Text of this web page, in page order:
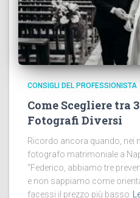
CONSIGLI DEL PROFESSIONISTA
Come Scegliere tra
Fotografi Diversi
Ricordo ancora quando, nei
fotografo matrimoniale a
“Federico, abbiamo tre
e non sappiamo come
facessi il prezzo più basso